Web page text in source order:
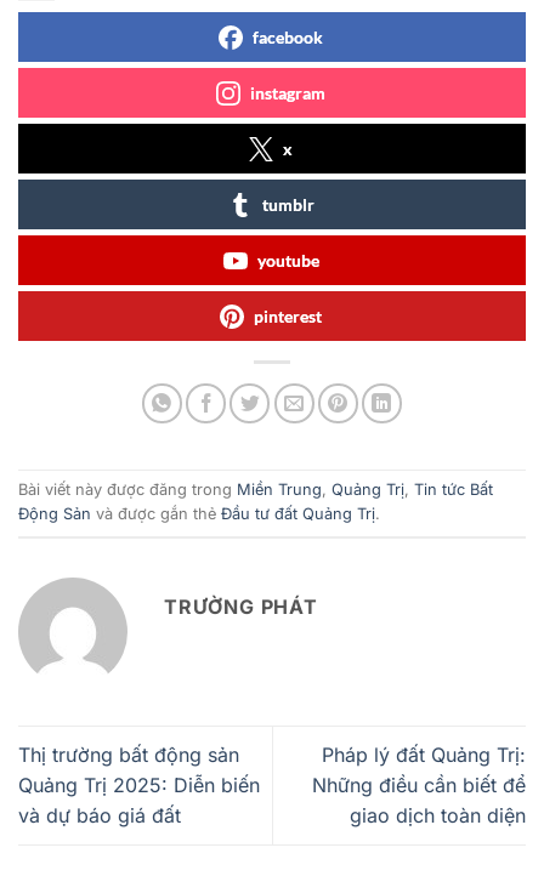
facebook
instagram
x
tumblr
youtube
pinterest
Bài viết này được đăng trong Miền Trung, Quảng Trị, Tin tức Bất
Động Sản và được gắn thẻ Đầu tư đất Quảng Trị.
TRƯỜNG PHÁT
Thị trường bất động sản
Quảng Trị 2025: Diễn biến
và dự báo giá đất
Pháp lý đất Quảng Trị:
Những điều cần biết để
giao dịch toàn diện